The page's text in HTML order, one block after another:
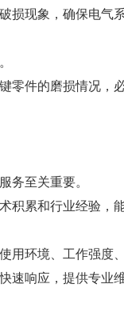
损现象，确保电气
零件的磨损情况
务至关重要。
累和行业经验，
环境、工作强度
响应，提供专业